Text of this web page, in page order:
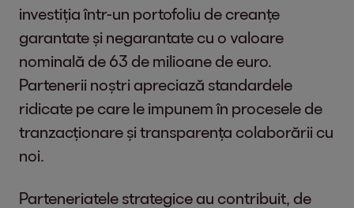
investiția într-un portofoliu de creanțe
garantate și negarantate cu o valoare
nominală de 63 de milioane de euro.
Partenerii noștri apreciază standardele
ridicate pe care le impunem în procesele de
tranzacționare și transparența colaborării cu
noi.
Parteneriatele strategice au contribuit, de